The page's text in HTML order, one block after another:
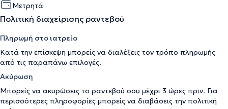
Μετρητά
Πολιτική διαχείρισης ραντεβού
Πληρωμή στο ιατρείο
Κατά την επίσκεψη μπορείς να διαλέξεις τον τρόπο πληρωμής
από τις παραπάνω επιλογές.
Ακύρωση
Μπορείς να ακυρώσεις το ραντεβού σου μέχρι 3 ώρες πριν. Για
περισσότερες πληροφορίες μπορείς να διαβάσεις την πολιτική